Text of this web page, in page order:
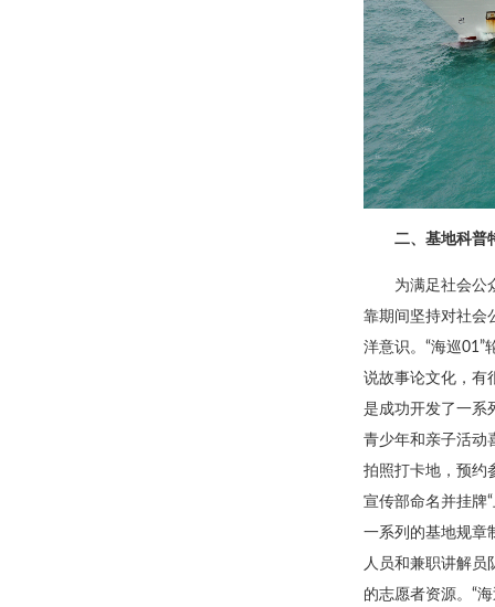
二、基地科普
为满足社会公
靠期间坚持对社会
洋意识。“海巡01”
说故事论文化，有
是成功开发了一系
青少年和亲子活动
拍照打卡地，预约
宣传部命名并挂牌
一系列的基地规章
人员和兼职讲解员
的志愿者资源。“